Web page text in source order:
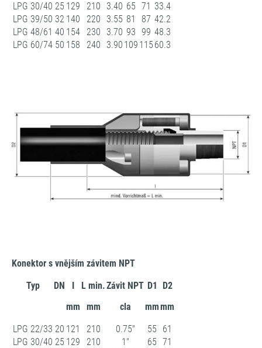
LPG 30/40 25 129 210 3.40 65 71 33.4
LPG 39/50 32 140 220 3.55 81 87 42.2
LPG 48/61 40 154 230 3.70 93 99 48.3
LPG 60/74 50 158 240 3.90 109 115 60.3
Konektor s vnějším závitem NPT
Typ
DN
I
mm
L min.
mm
Závit NPT
cla
D1
mm
D2
mm
LPG 22/33 20 121 210 0.75" 55
61
LPG 30/40 25 129 210 1" 65 71